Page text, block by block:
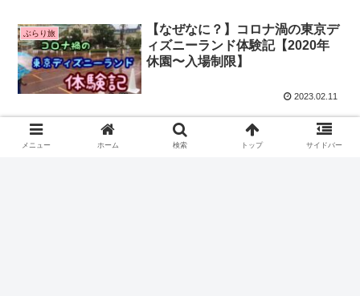
ぶらり旅
【なぜなに？】コロナ渦の東京デ
ィズニーランド体験記【2020年
休園〜入場制限】
2023.02.11
子供の科学
【親子探偵団】高速道路に落ちて
いる靴の謎にせまる
メニュー ホーム 検索 トップ サイドバー